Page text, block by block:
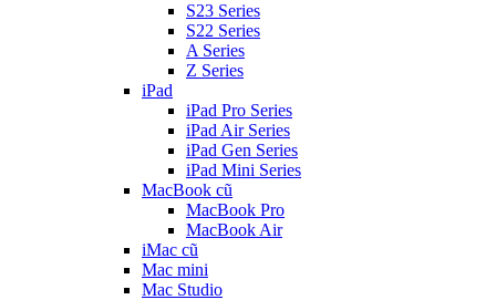
S23 Series
S22 Series
A Series
Z Series
iPad
iPad Pro Series
iPad Air Series
iPad Gen Series
iPad Mini Series
MacBook cũ
MacBook Pro
MacBook Air
iMac cũ
Mac mini
Mac Studio